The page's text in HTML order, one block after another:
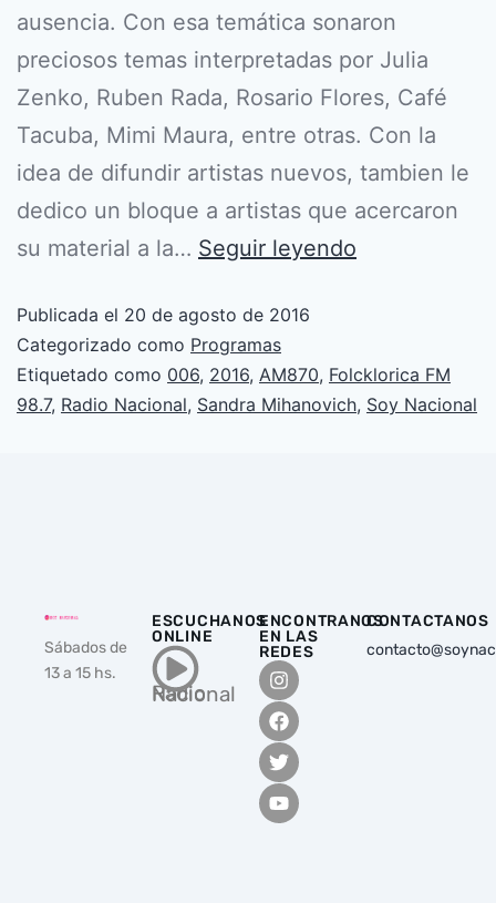
ausencia. Con esa temática sonaron
preciosos temas interpretadas por Julia
Zenko, Ruben Rada, Rosario Flores, Café
Tacuba, Mimi Maura, entre otras. Con la
idea de difundir artistas nuevos, tambien le
dedico un bloque a artistas que acercaron
su material a la… Seguir leyendo
Publicada el 20 de agosto de 2016
Categorizado como Programas
Etiquetado como 006, 2016, AM870, Folcklorica FM
98.7, Radio Nacional, Sandra Mihanovich, Soy Nacional
Sábados de
13 a 15 hs.
ESCUCHANOS
ONLINE
Radio Nacional
ENCONTRANOS
EN LAS
REDES
CONTACTANOS